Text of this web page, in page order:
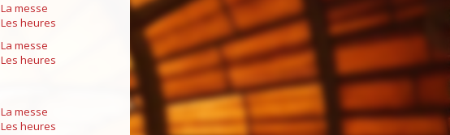
La messe
Les heures
La messe
Les heures
La messe
Les heures